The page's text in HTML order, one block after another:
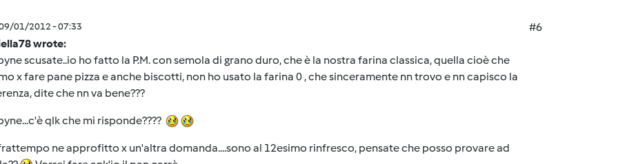
01/2012 - 07:33
#6
wrote:
scusate..io ho fatto la P.M. con semola di grano duro, che è la nostra farina classica, quella cioè che
x fare pane pizza e anche biscotti, non ho usato la farina 0 , che sinceramente nn trovo e nn capisco la
dite che nn va bene???
qlk che mi risponde????
ne approfitto x un'altra domanda....sono al 12esimo rinfresco, pensate che posso provare ad